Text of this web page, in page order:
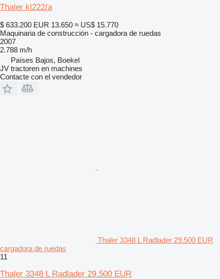
Thaler kl222/a
$ 633.200 EUR 13.650 ≈ US$ 15.770
Maquinaria de construcción - cargadora de ruedas
2007
2.788 m/h
Países Bajos, Boekel
JV tractoren en machines
Contacte con el vendedor
Thaler 3348 L Radlader 29.500 EUR
cargadora de ruedas
11
Thaler 3348 L Radlader 29.500 EUR